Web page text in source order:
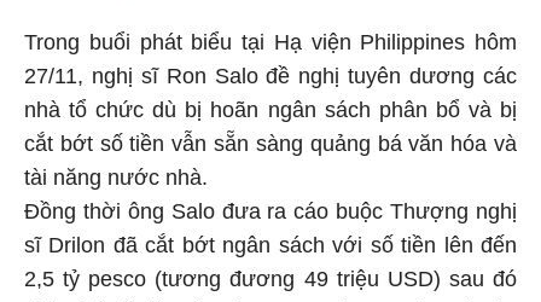
Trong buổi phát biểu tại Hạ viện Philippines hôm
27/11, nghị sĩ Ron Salo đề nghị tuyên dương các
nhà tổ chức dù bị hoãn ngân sách phân bổ và bị
cắt bớt số tiền vẫn sẵn sàng quảng bá văn hóa và
tài năng nước nhà.
Đồng thời ông Salo đưa ra cáo buộc Thượng nghị
sĩ Drilon đã cắt bớt ngân sách với số tiền lên đến
2,5 tỷ pesco (tương đương 49 triệu USD) sau đó